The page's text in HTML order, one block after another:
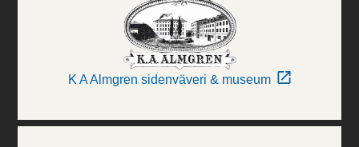
K A Almgren sidenväveri & museum